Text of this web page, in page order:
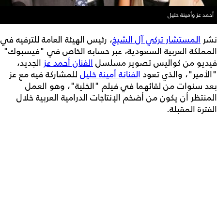
أحمد عز وأمينة خليل
نشر المستشار تركي آل الشيخ، رئيس الهيئة العامة للترفيه في
المملكة العربية السعودية، عبر حسابه الخاص في "فيسبوك"
فيديو من كواليس تصوير مسلسلالفنان أحمد عز الجديد،
"الأمير"، والذي تعودالفنانة أمينة خليل للمشاركة فيه مع عز
بعد سنوات من لقائهما في فيلم "الخلية"، وهو العمل
المنتظر أن يكون من أضخم الإنتاجات الدرامية العربية خلال
الفترة المقبلة.